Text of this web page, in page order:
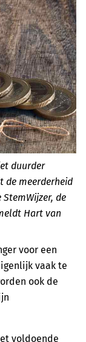
duurder
de meerderheid
de
Hart van
voor een
vaak te
ook de
voldoende